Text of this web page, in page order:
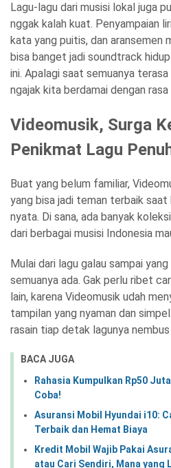
Lagu-lagu dari musisi lokal juga
nggak kalah kuat. Penyampaian
kata yang puitis, dan aransemen
bisa banget jadi soundtrack
ini. Apalagi saat semuanya
ngajak kita berdamai dengan rasa
Videomusik, Surga
Penikmat Lagu
Buat yang belum familiar,
yang bisa jadi teman terbaik saat
nyata. Di sana, ada banyak
dari berbagai musisi Indonesia
Mulai dari lagu galau sampai
semuanya ada. Gak perlu ribet
lain, karena Videomusik udah
tampilan yang nyaman dan
rasain tiap detak lagunya
BACA JUGA
Rahasia Kumpulkan Rp50
Coba!
Asuransi Mobil Hyundai i10:
Terbaik dan Hemat Biaya
Kredit Mobil Wajib Pakai
atau Cari Sendiri, Mana yang